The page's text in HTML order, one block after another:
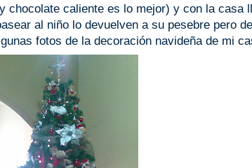
caliente es lo mejor) y con la casa
al niño lo devuelven a su pesebre pero
fotos de la decoración navideña de mi